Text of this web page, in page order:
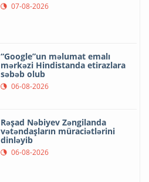
07-08-2026
“Google”un məlumat emalı
mərkəzi Hindistanda etirazlara
səbəb olub
06-08-2026
Rəşad Nəbiyev Zəngilanda
vətəndaşların müraciətlərini
dinləyib
06-08-2026